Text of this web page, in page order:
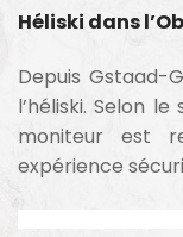
Héliski dans
Depuis Gstaad-
l’héliski. Selon
moniteur est
expérience